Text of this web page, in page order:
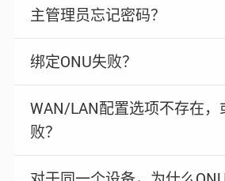
主管理员忘记密码？
绑定ONU失败？
WAN/LAN配置选项不存在，
败？